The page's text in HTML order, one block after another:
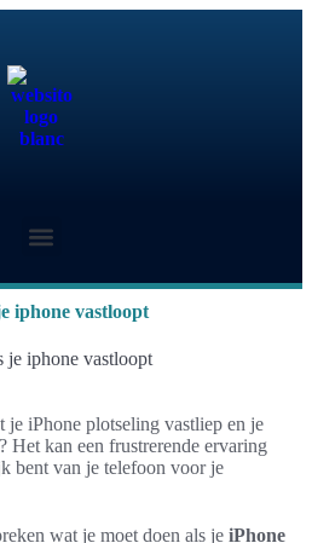
iphone vastloopt
je iPhone plotseling vastliep en je
Het kan een frustrerende ervaring
bent van je telefoon voor je
wat je moet doen als je iPhone